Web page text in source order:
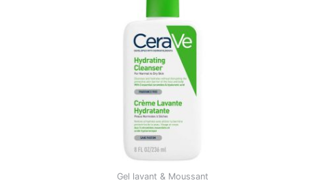
Gel lavant & Moussant